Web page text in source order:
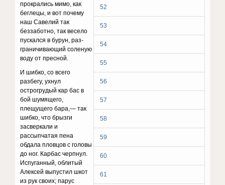
52
53
54
55
56
57
58
59
60
61
прокрались мимо, как
беглецы, и вот почему
наш Саве­лий так
беззаботно, так весело
пускался в бурун, раз­
граничивающий соленую
воду от пресной.
И шибко, со всего
разбегу, ухнул
острогрудый кар бас в
бой шумящего,
плещущего бара,— так
шибко, что брызги
засверкали и
рассыпчатая пена
обдала плов­цов с головы
до ног. Карбас черпнул.
Испуганный, облитый
Алексей выпустил шкот
из рук своих; парус